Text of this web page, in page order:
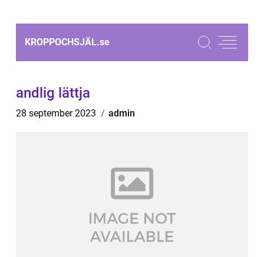
KROPPOCHSJÄL.se
andlig lättja
28 september 2023 admin